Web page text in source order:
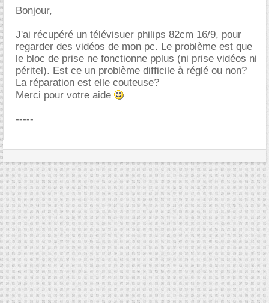
Bonjour,
J'ai récupéré un télévisuer philips 82cm 16/9, pour
regarder des vidéos de mon pc. Le problème est que
le bloc de prise ne fonctionne pplus (ni prise vidéos ni
péritel). Est ce un problème difficile à réglé ou non?
La réparation est elle couteuse?
Merci pour votre aide
-----